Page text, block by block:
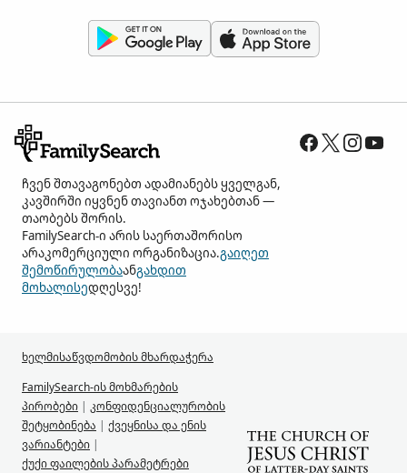
ჩვენ შთავაგონებთ ადამიანებს ყველგან,
კავშირში იყვნენ თავიანთ ოჯახებთან —
თაობებს შორის.
FamilySearch-ი არის საერთაშორისო
არაკომერციული ორგანიზაცია.გაიღეთ
შემოწირულობაანგახდით
მოხალისედღესვე!
ხელმისაწვდომობის მხარდაჭერა
FamilySearch-ის მოხმარების
პირობები | კონფიდენციალურობის
შეტყობინება | ქვეყნისა და ენის
ვარიანტები |
ქუქი ფაილების პარამეტრები